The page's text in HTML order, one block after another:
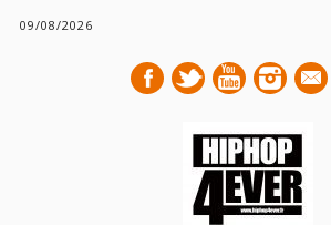
09/08/2026
mail